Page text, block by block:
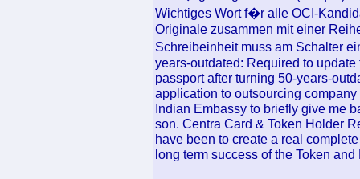
Wichtiges Wort f�r alle OCI-
Originale zusammen mit einer
Schreibeinheit muss am Schalter
years-outdated: Required to
passport after turning 50-years-
application to outsourcing
Indian Embassy to briefly give me
son. Centra Card & Token Holder
have been to create a real
long term success of the Token and